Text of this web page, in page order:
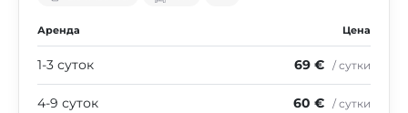
Аренда Цена
1-3 суток 69 € / сутки
4-9 суток 60 € / сутки